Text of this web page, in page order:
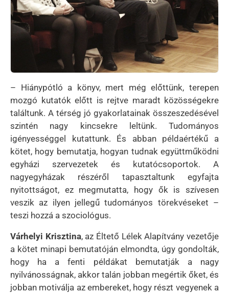
– Hiánypótló a könyv, mert még előttünk, terepen
mozgó kutatók előtt is rejtve maradt közösségekre
találtunk. A térség jó gyakorlatainak összeszedésével
szintén nagy kincsekre leltünk. Tudományos
igényességgel kutattunk. És abban példaértékű a
kötet, hogy bemutatja, hogyan tudnak együttműködni
egyházi szervezetek és kutatócsoportok. A
nagyegyházak részéről tapasztaltunk egyfajta
nyitottságot, ez megmutatta, hogy ők is szívesen
veszik az ilyen jellegű tudományos törekvéseket –
teszi hozzá a szociológus.
Várhelyi Krisztina, az Éltető Lélek Alapítvány vezetője
a kötet minapi bemutatóján elmondta, úgy gondolták,
hogy ha a fenti példákat bemutatják a nagy
nyilvánosságnak, akkor talán jobban megértik őket, és
jobban motiválja az embereket, hogy részt vegyenek a